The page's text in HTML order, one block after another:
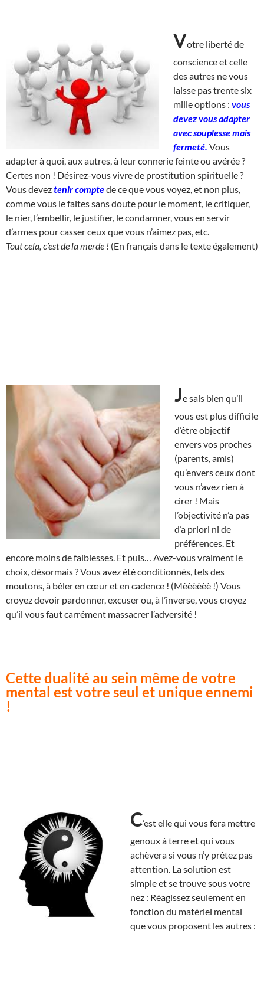
Votre liberté de
conscience et celle
des autres ne vous
laisse pas trente six
mille options : vous
devez vous adapter
avec souplesse mais
fermeté. Vous
adapter à quoi, aux autres, à leur connerie feinte ou avérée ?
Certes non ! Désirez-vous vivre de prostitution spirituelle ?
Vous deveztenir comptede ce que vous voyez, et non plus,
comme vous le faites sans doute pour le moment, le critiquer,
le nier, l’embellir, le justifier, le condamner, vous en servir
d’armes pour casser ceux que vous n’aimez pas, etc.
Tout cela, c’est de la merde ! (En français dans le texte également)
Je sais bien qu’il
vous est plus difficile
d’être objectif
envers vos proches
(parents, amis)
qu’envers ceux dont
vous n’avez rien à
cirer ! Mais
l’objectivité n’a pas
d’a priori ni de
préférences. Et
encore moins de faiblesses. Et puis… Avez-vous vraiment le
choix, désormais ? Vous avez été conditionnés, tels des
moutons, à bêler en cœur et en cadence ! (Mèèèèèè !) Vous
croyez devoir pardonner, excuser ou, à l’inverse, vous croyez
qu’il vous faut carrément massacrer l’adversité !
Cette dualité au sein même de votre
mental est votre seul et unique ennemi
!
C’est elle qui vous fera mettre
genoux à terre et qui vous
achèvera si vous n’y prêtez pas
attention. La solution est
simple et se trouve sous votre
nez : Réagissez seulement en
fonction du matériel mental
que vous proposent les autres :